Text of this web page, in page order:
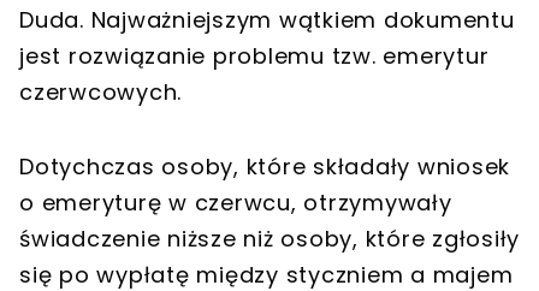
Duda. Najważniejszym wątkiem dokumentu
jest rozwiązanie problemu tzw. emerytur
czerwcowych.
Dotychczas osoby, które składały wniosek
o emeryturę w czerwcu, otrzymywały
świadczenie niższe niż osoby, które zgłosiły
się po wypłatę między styczniem a majem